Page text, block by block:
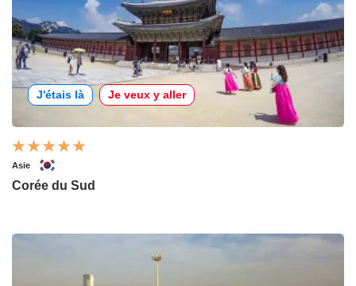
J'étais là Je veux y aller
Asie
Corée du Sud